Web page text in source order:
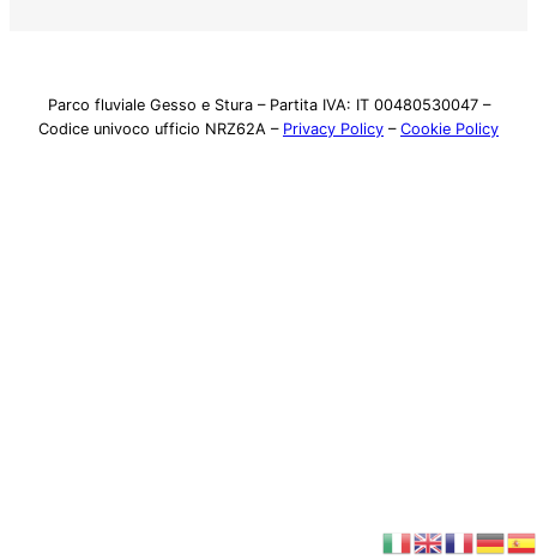
Parco fluviale Gesso e Stura – Partita IVA: IT 00480530047 –
Codice univoco ufficio NRZ62A – Privacy Policy – Cookie Policy